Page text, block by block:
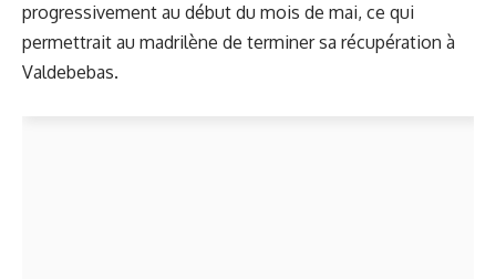
progressivement au début du mois de mai, ce qui
permettrait au madrilène de terminer sa récupération à
Valdebebas.